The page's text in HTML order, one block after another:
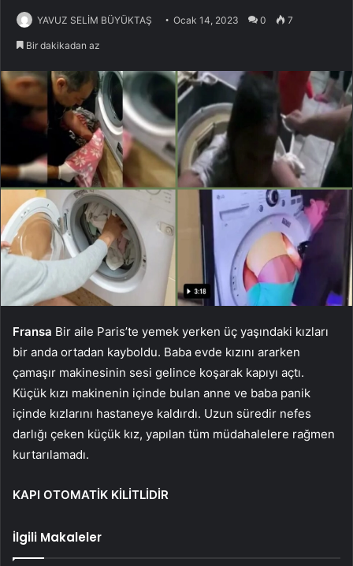
YAVUZ SELİM BÜYÜKTAŞ Ocak 14, 2023 0 7
Bir dakikadan az
Fransa Bir aile Paris’te yemek yerken üç yaşındaki kızları
bir anda ortadan kayboldu. Baba evde kızını ararken
çamaşır makinesinin sesi gelince koşarak kapıyı açtı.
Küçük kızı makinenin içinde bulan anne ve baba panik
içinde kızlarını hastaneye kaldırdı. Uzun süredir nefes
darlığı çeken küçük kız, yapılan tüm müdahalelere rağmen
kurtarılamadı.
KAPI OTOMATİK KİLİTLİDİR
İlgili Makaleler